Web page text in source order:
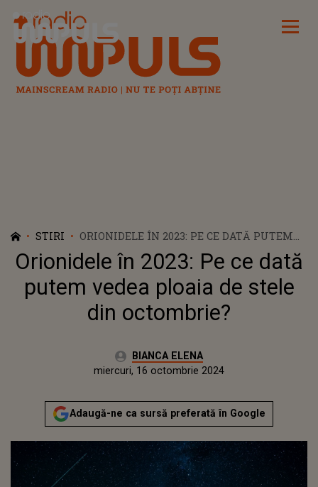
Radio Impuls
STIRI
ORIONIDELE ÎN 2023: PE CE DATĂ PUTEM
VEDEA PLOAIA DE STELE DIN OCTOMBRIE?
Orionidele în 2023: Pe ce dată
putem vedea ploaia de stele
din octombrie?
Autor:BIANCA ELENA
luni, 16 octombrie 2023
Actualizat:
miercuri, 16 octombrie 2024
Adaugă-ne ca sursă preferată în Google